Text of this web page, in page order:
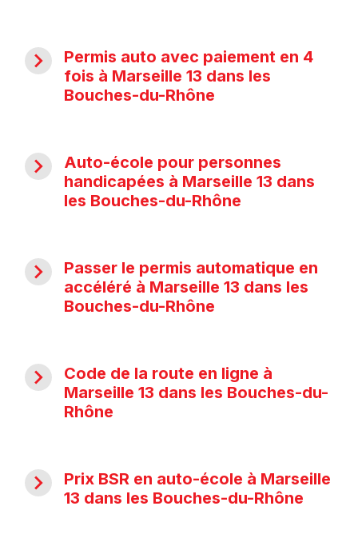
navigate_next
Permis auto avec paiement en 4
fois à Marseille 13 dans les
Bouches-du-Rhône
navigate_next
Auto-école pour personnes
handicapées à Marseille 13 dans
les Bouches-du-Rhône
navigate_next
Passer le permis automatique en
accéléré à Marseille 13 dans les
Bouches-du-Rhône
navigate_next
Code de la route en ligne à
Marseille 13 dans les Bouches-du-
Rhône
navigate_next
Prix BSR en auto-école à Marseille
13 dans les Bouches-du-Rhône